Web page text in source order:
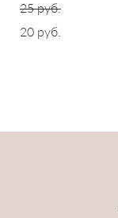
25 pуб.
20 pуб.